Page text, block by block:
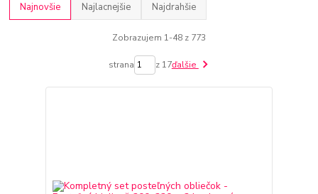
Najnovšie Najlacnejšie Najdrahšie
Zobrazujem 1-48 z 773
strana z 17ďalšie